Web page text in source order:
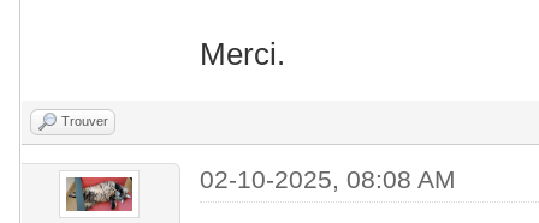
Merci.
Trouver
02-10-2025, 08:08 AM